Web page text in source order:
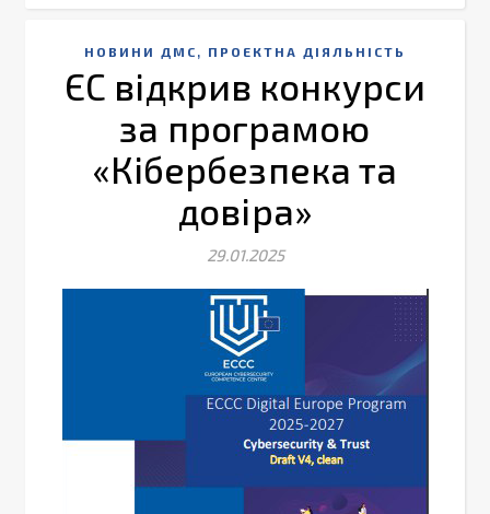
НОВИНИ ДМС , ПРОЕКТНА ДІЯЛЬНІСТЬ
ЄС відкрив конкурси
за програмою
«Кібербезпека та
довіра»
29.01.2025